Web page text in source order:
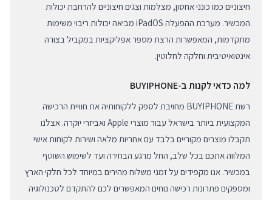
חיצוניים כמו כונני אחסון, מצלמות וצגים חיצוניים להרחבת יכולות
המכשיר. מערכת ההפעלה iPadOS מביאה יכולות ריבוי משימות
מתקדמות, המאפשרות הרצת מספר אפליקציות במקביל בצורה
אינטואיטיבית וחלקה לחלוטין.
למה כדאי לקנות ב-BUYIPHONE
רשת BUYIPHONE מחויבת לספק ללקוחותיה את חוויית הרכישה
המקצועית ביותר בישראל עבור מוצרי Apple ואביזרי יוקרה. אצלנו
תקבלו מוצרים מקוריים בלבד עם אחריות מלאה ושירות לקוחות אישי
המלווה אתכם בכל שלב, החל מרגע הבחירה ועד לשימוש השוטף
במכשיר. אנו מקפידים על זמני משלוח מהירים במיוחד לכל חלקי הארץ
ומספקים פתרונות רכישה נוחים המאפשרים לכם להתקדם לטכנולוגיה